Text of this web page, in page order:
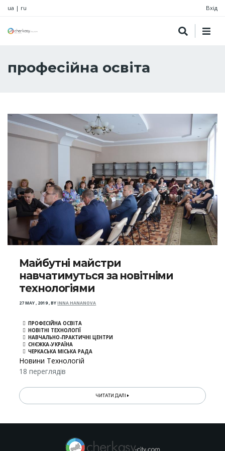
ua | ru Вхід
професійна освіта
Майбутні майстри
навчатимуться за новітніми
технологіями
27 MAY , 2019,BYINNA HANANOVA
ПРОФЕСІЙНА ОСВІТА
НОВІТНІ ТЕХНОЛОГІЇ
НАВЧАЛЬНО-ПРАКТИЧНІ ЦЕНТРИ
СНЄЖКА-УКРАЇНА
ЧЕРКАСЬКА МІСЬКА РАДА
Новини Технологій
18 переглядів
ЧИТАТИ ДАЛІ